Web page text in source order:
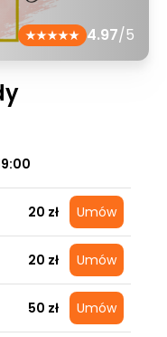
4.97/5
20 zł Umów
20 zł Umów
50 zł Umów